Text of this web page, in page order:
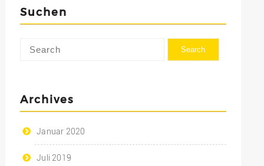
Suchen
Archives
Januar 2020
Juli 2019